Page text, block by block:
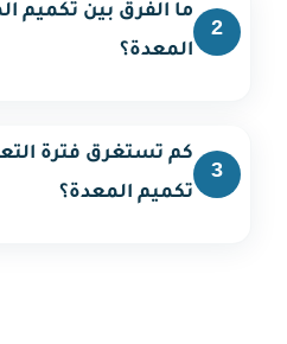
2
ما الفرق بين تكميم
المعدة؟
3
كم تستغرق فترة
تكميم المعدة؟